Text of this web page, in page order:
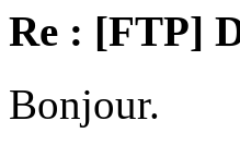
Re : [FTP]
Bonjour.